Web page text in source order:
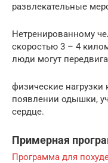
развлекательные
Нетренированному
скоростью 3 – 4
люди могут
физические нагрузки
появлении одышки,
сердце.
Примерная
Программа для